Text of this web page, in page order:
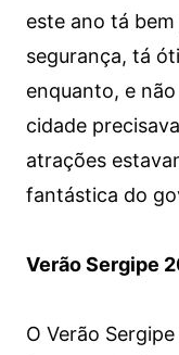
este ano tá
segurança, tá
enquanto, e
cidade
atrações
fantástica do
Verão Sergipe
O Verão